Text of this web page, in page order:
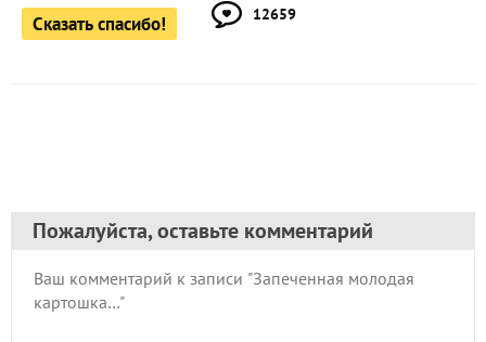
Сказать спасибо! 12659
Пожалуйста, оставьте комментарий